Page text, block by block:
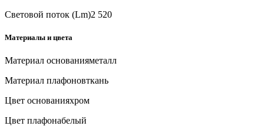
Световой поток (Lm)2 520
Материалы и цвета
Материал основанияметалл
Материал плафоновткань
Цвет основанияхром
Цвет плафонабелый